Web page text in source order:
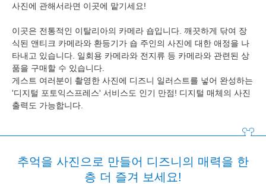
사진에 관해서라면 이곳에 맡기세요!
이곳은 전통적인 이탈리아의 카메라 숍입니다. 깨끗하게 닦여 장
식된 앤티크 카메라와 환등기가 숍 주인의 사진에 대한 애정을 나
타내고 있습니다. 일회용 카메라와 전지류 등 카메라와 관련된 상
품을 구매할 수 있습니다.
게스트 여러분이 촬영한 사진에 디즈니 일러스트를 넣어 완성하는
'디지털 포토익스프레스' 서비스도 인기 만점! 디지털 매체의 사진
출력도 가능합니다.
추억을 사진으로 만들어 디즈니의 매력을 한
층 더 즐겨 보세요!